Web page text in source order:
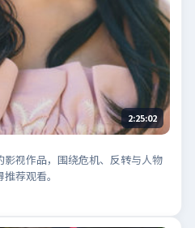
2:25:02
视作品，围绕危机、反转与人物
荐观看。